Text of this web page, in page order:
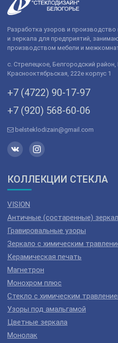
Разработка узоров и производство
и зеркала для предприятий,
производством мебели и
с. Стрелецкое, Белгородский
Краснооктябрьская, 222е корпус 1
+7 (4722) 90-­17-­97
+7 (920) 568­-60-06
belsteklodizain@gmail.com
КОЛЛЕКЦИИ СТЕКЛА
VISION
Античные (состаренные)
Гравировальные узоры
Зеркало с химическим
Керамическая печать
Магнетрон
Монохром плюс
Стекло с химическим
Узоры под амальгамой
Цветные зеркала
Монолак